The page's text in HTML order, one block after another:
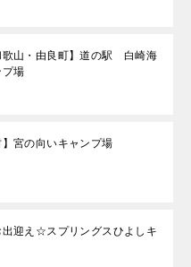
歌山・由良町】道の駅 白崎海
場
】宮の向いキャンプ場
出迎え☆スプリングスひよしキ